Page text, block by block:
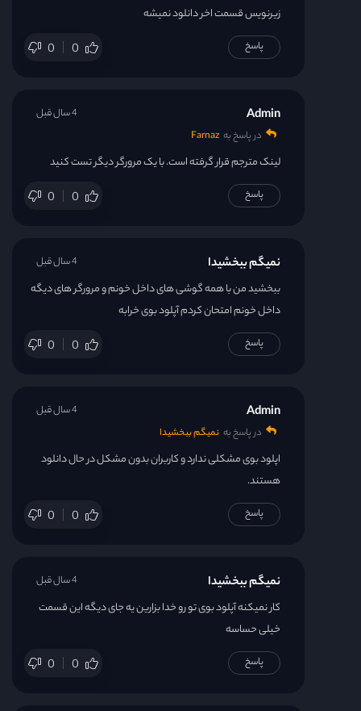
زیرنویس قسمت اخر دانلود نمیشه
0 0 پاسخ
Admin
در پاسخ به Farnaz
لینک مترجم قرار گرفته است. با یک مرورگر دیگر تست کنید
0 0
4 سال قبل
پاسخ
نمیگم ببخشیدا
ببخشید من با همه گوشی های داخل خونم و مرورگر های دیگه
داخل خونم امتحان کردم آپلود بوی خرابه
0 0
4 سال قبل
پاسخ
Admin
در پاسخ به نمیگم ببخشیدا
اپلود بوی مشکلی ندارد و کاربران بدون مشکل در حال دانلود
هستند.
0 0
4 سال قبل
پاسخ
نمیگم ببخشیدا
کار نمیکنه آپلود بوی تو رو خدا بزارین یه جای دیگه این قسمت
خیلی حساسه
0 0
4 سال قبل
پاسخ